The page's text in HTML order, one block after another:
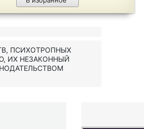
ПСИХОТРОПНЫХ
ИХ НЕЗАКОННЫЙ